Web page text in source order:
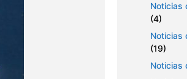
Noticias
(4)
Noticias
(19)
Noticias